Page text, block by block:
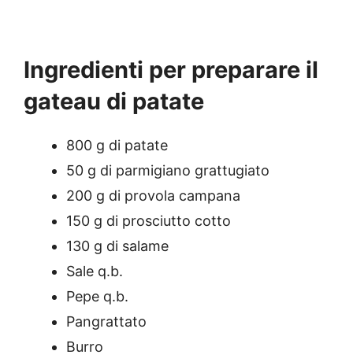
Ingredienti per preparare il
gateau di patate
800 g di patate
50 g di parmigiano grattugiato
200 g di provola campana
150 g di prosciutto cotto
130 g di salame
Sale q.b.
Pepe q.b.
Pangrattato
Burro